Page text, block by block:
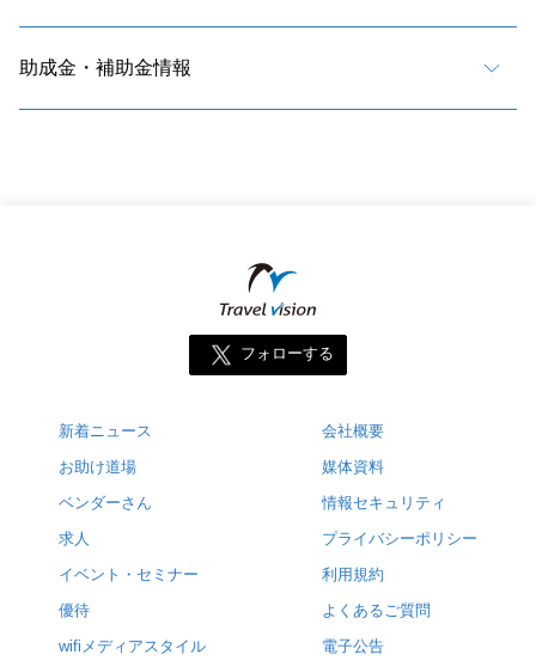
助成金・補助金情報
フォローする
新着ニュース
お助け道場
ベンダーさん
求人
イベント・セミナー
優待
wifiメディアスタイル
会社概要
媒体資料
情報セキュリティ
プライバシーポリシー
利用規約
よくあるご質問
電子公告